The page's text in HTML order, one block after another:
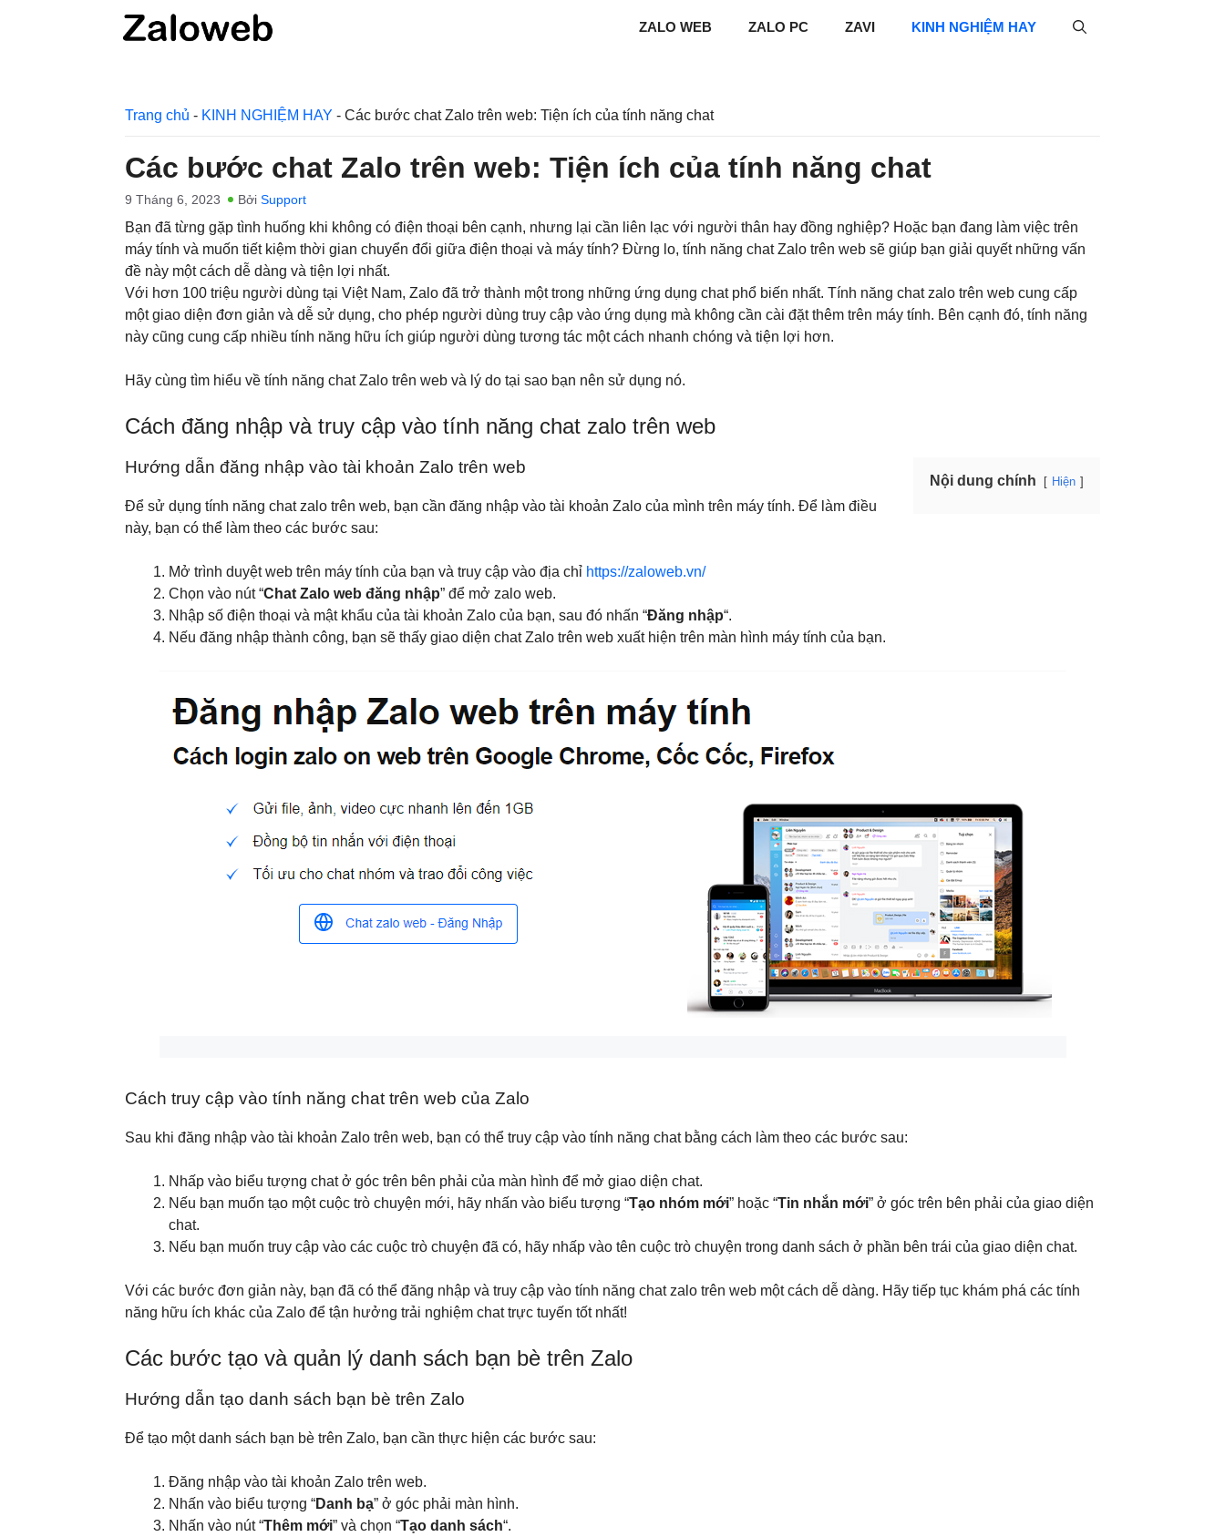
ZALO WEB ZALO PC ZAVI KINH NGHIỆM HAY
Trang chủ - KINH NGHIỆM HAY - Các bước chat Zalo trên web: Tiện ích của tính năng chat
Các bước chat Zalo trên web: Tiện ích của tính năng chat
9 Tháng 6, 2023 Bởi Support
Bạn đã từng gặp tình huống khi không có điện thoại bên cạnh, nhưng lại cần liên lạc với người thân hay đồng nghiệp? Hoặc bạn đang làm việc trên
máy tính và muốn tiết kiệm thời gian chuyển đổi giữa điện thoại và máy tính? Đừng lo, tính năng chat Zalo trên web sẽ giúp bạn giải quyết những vấn
đề này một cách dễ dàng và tiện lợi nhất.
Với hơn 100 triệu người dùng tại Việt Nam, Zalo đã trở thành một trong những ứng dụng chat phổ biến nhất. Tính năng chat zalo trên web cung cấp
một giao diện đơn giản và dễ sử dụng, cho phép người dùng truy cập vào ứng dụng mà không cần cài đặt thêm trên máy tính. Bên cạnh đó, tính năng
này cũng cung cấp nhiều tính năng hữu ích giúp người dùng tương tác một cách nhanh chóng và tiện lợi hơn.
Hãy cùng tìm hiểu về tính năng chat Zalo trên web và lý do tại sao bạn nên sử dụng nó.
Cách đăng nhập và truy cập vào tính năng chat zalo trên web
Nội dung chính Hiện
Hướng dẫn đăng nhập vào tài khoản Zalo trên web
Để sử dụng tính năng chat zalo trên web, bạn cần đăng nhập vào tài khoản Zalo của mình trên máy tính. Để làm điều
này, bạn có thể làm theo các bước sau:
Mở trình duyệt web trên máy tính của bạn và truy cập vào địa chỉ https://zaloweb.vn/
Chọn vào nút “Chat Zalo web đăng nhập” để mở zalo web.
Nhập số điện thoại và mật khẩu của tài khoản Zalo của bạn, sau đó nhấn “Đăng nhập“.
Nếu đăng nhập thành công, bạn sẽ thấy giao diện chat Zalo trên web xuất hiện trên màn hình máy tính của bạn.
Cách truy cập vào tính năng chat trên web của Zalo
Sau khi đăng nhập vào tài khoản Zalo trên web, bạn có thể truy cập vào tính năng chat bằng cách làm theo các bước sau:
Nhấp vào biểu tượng chat ở góc trên bên phải của màn hình để mở giao diện chat.
Nếu bạn muốn tạo một cuộc trò chuyện mới, hãy nhấn vào biểu tượng “Tạo nhóm mới” hoặc “Tin nhắn mới” ở góc trên bên phải của giao diện
chat.
Nếu bạn muốn truy cập vào các cuộc trò chuyện đã có, hãy nhấp vào tên cuộc trò chuyện trong danh sách ở phần bên trái của giao diện chat.
Với các bước đơn giản này, bạn đã có thể đăng nhập và truy cập vào tính năng chat zalo trên web một cách dễ dàng. Hãy tiếp tục khám phá các tính
năng hữu ích khác của Zalo để tận hưởng trải nghiệm chat trực tuyến tốt nhất!
Các bước tạo và quản lý danh sách bạn bè trên Zalo
Hướng dẫn tạo danh sách bạn bè trên Zalo
Để tạo một danh sách bạn bè trên Zalo, bạn cần thực hiện các bước sau:
Đăng nhập vào tài khoản Zalo trên web.
Nhấn vào biểu tượng “Danh bạ” ở góc phải màn hình.
Nhấn vào nút “Thêm mới” và chọn “Tạo danh sách“.